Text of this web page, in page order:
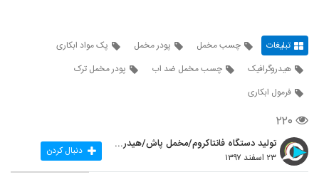
تبلیغات چسب مخمل پودر مخمل
پک مواد ابکاری
هیدروگرافیک
چسب مخمل ضد اب
پودر مخمل ترک
فرمول ابکاری
۲۲۰
تولید دستگاه فانتاکروم/مخمل پاش/هیدروگرافیک
۲۳ اسفند ۱۳۹۷ دنبال کردن